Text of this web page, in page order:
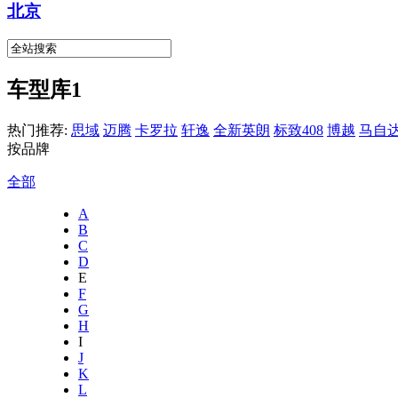
北京
车型库1
热门推荐: 思域 迈腾 卡罗拉 轩逸 全新英朗 标致408 博越 马自
按品牌
全部
A
B
C
D
E
F
G
H
I
J
K
L